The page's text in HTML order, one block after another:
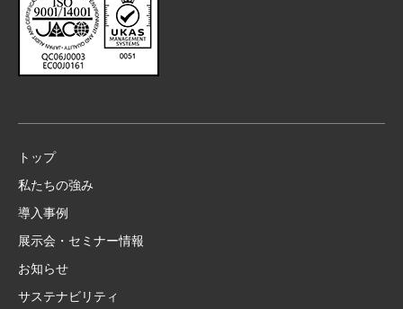
トップ
私たちの強み
導入事例
展示会・セミナー情報
お知らせ
サステナビリティ